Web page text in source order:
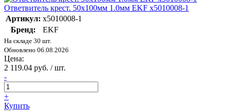
Ответвитель крест. 50х100мм 1.0мм EKF x5010008-1
Артикул: x5010008-1
Бренд:
EKF
На складе 30 шт.
Обновлено 06.08.2026
Цена:
2 119.04 руб. / шт.
-
+
Купить